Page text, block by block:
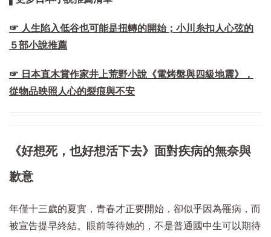
☞ 人生陷入低谷也可能是扭轉的開始；小川糸扣人心弦的
５部小說推薦
☞ 日本直木賞作家井上荒野小說《電烤盤與四級地震》，
從物品映照人心的裂痕與不安
《好想死，也好想活下去》面對疾病的無奈與
歉意
年僅十三歲的夏實，青春才正要開始，卻似乎因為罹病，而
被宣告提早終結。眼前等待她的，不是普通國中生可以期待